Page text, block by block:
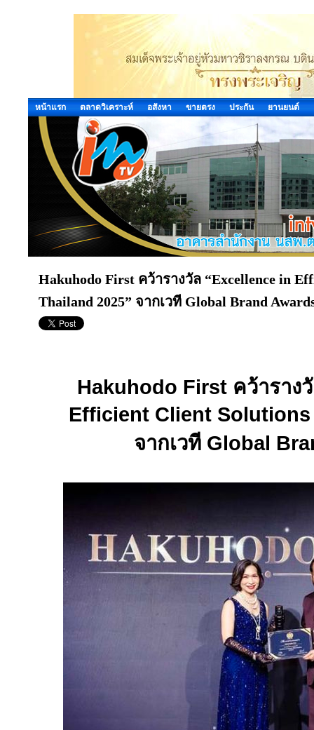
หน้าแรก ตลาดวิเคราะห์ อสังหา ขายตรง ประกัน ยานยนต์
Hakuhodo First คว้ารางวัล “Excellence in
Thailand 2025” จากเวที Global Brand
Hakuhodo First คว้าราง
Efficient Client Solutions
จากเวที Global